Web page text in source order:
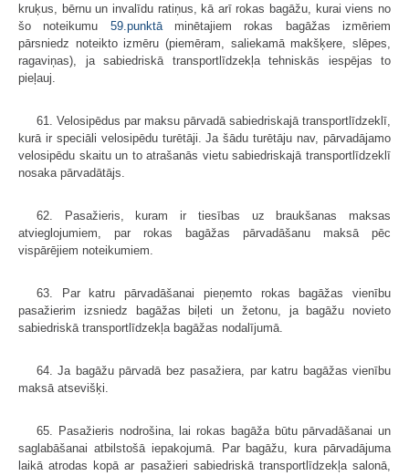
kruķus, bērnu un invalīdu ratiņus, kā arī rokas bagāžu, kurai viens no
šo noteikumu 59.punktāminētajiem rokas bagāžas izmēriem
pārsniedz noteikto izmēru (piemēram, saliekamā makšķere, slēpes,
ragaviņas), ja sabiedriskā transport­līdzekļa tehniskās iespējas to
pieļauj.
61. Velosipēdus par maksu pārvadā sabiedriskajā transportlīdzeklī,
kurā ir speciāli velosipēdu turētāji. Ja šādu turētāju nav, pārvadājamo
velosipēdu skaitu un to atrašanās vietu sabiedriskajā transportlīdzeklī
nosaka pārvadātājs.
62. Pasažieris, kuram ir tiesības uz braukšanas maksas
atvieglojumiem, par rokas bagāžas pārvadāšanu maksā pēc
vispārējiem noteikumiem.
63. Par katru pārvadāšanai pieņemto rokas bagāžas vienību
pasažierim izsniedz bagāžas biļeti un žetonu, ja bagāžu novieto
sabiedriskā transport­līdzekļa bagāžas nodalījumā.
64. Ja bagāžu pārvadā bez pasažiera, par katru bagāžas vienību
maksā atsevišķi.
65. Pasažieris nodrošina, lai rokas bagāža būtu pārvadāšanai un
saglabāšanai atbilstošā iepakojumā. Par bagāžu, kura pārvadājuma
laikā atrodas kopā ar pasažieri sabiedriskā transportlīdzekļa salonā,